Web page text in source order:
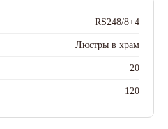
RS248/8+4
Люстры в храм
20
120